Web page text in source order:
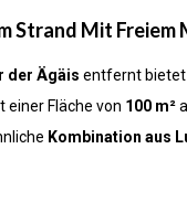
Strand Mit Freiem
der Ägäis entfernt bietet
einer Fläche von 100 m²
Kombination aus